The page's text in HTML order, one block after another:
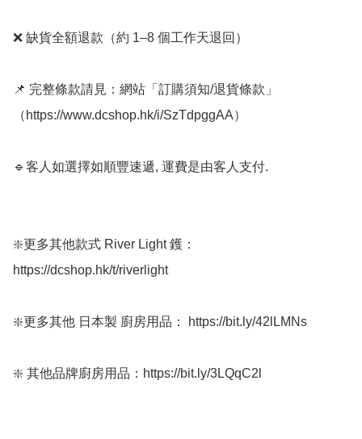
❌ 缺貨全額退款（約 1–8 個工作天退回）
📌 完整條款請見：網站「訂購須知/退貨條款」
（https://www.dcshop.hk/i/SzTdpggAA）
🔹客人如選擇如順豐速遞, 運費是由客人支付.
❇️更多其他款式 River Light 鑊：
https://dcshop.hk/t/riverlight
❇️更多其他 日本製 廚房用品： https://bit.ly/42lLMNs
❇️ 其他品牌廚房用品：https://bit.ly/3LQqC2l